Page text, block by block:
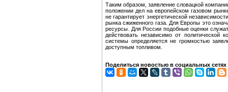
Таким образом, заявление словацкой
положении дел на европейском газовом
не гарантирует энергетической
рынка сжиженного газа. Для Европы это
ресурсы. Для России подобные оценки
действовать независимо от политической
системы определяется не громкостью
доступным топливом.
Поделиться новостью в социальных сетях